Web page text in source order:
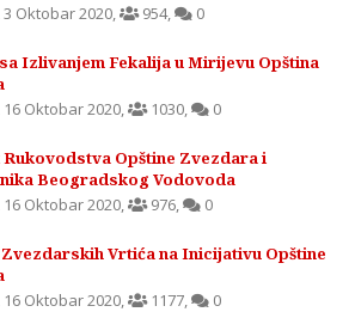
3 Oktobar 2020 954, 0
Izlivanjem Fekalija u Mirijevu Opština
16 Oktobar 2020 1030 0
Rukovodstva Opštine Zvezdara i
Beogradskog Vodovoda
16 Oktobar 2020 976 0
Vrtića na Inicijativu Opštine
16 Oktobar 2020 1177 0